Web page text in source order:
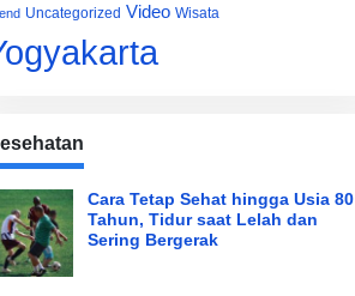
Uncategorized Video Wisata
Cara Tetap Sehat hingga Usia 80
Tahun, Tidur saat Lelah dan
Sering Bergerak